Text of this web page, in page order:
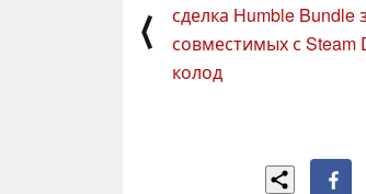
⟨
сделка Humble Bundle
совместимых с Steam
колод